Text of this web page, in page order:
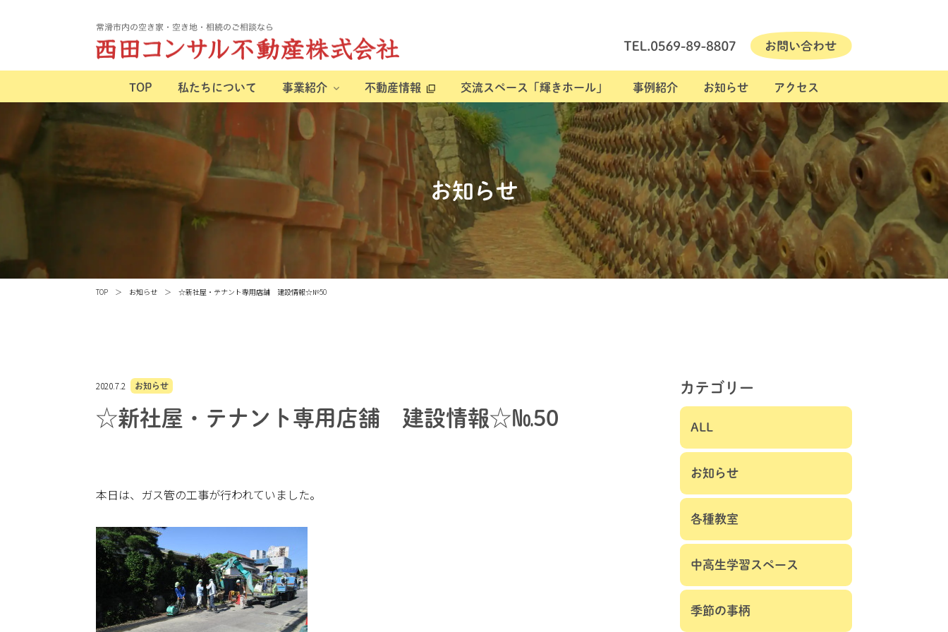
TOP 私たちについて 事業紹介 不動産情報 交流スペース「輝きホール」 事例紹介 お知らせ アクセス
お知らせ
TOP お知らせ ☆新社屋・テナント専用店舗 建設情報☆№50
2020.7.2 お知らせ
☆新社屋・テナント専用店舗 建設情報☆№50
本日は、ガス管の工事が行われていました。
カテゴリー
ALL
お知らせ
各種教室
中高生学習スペース
季節の事柄